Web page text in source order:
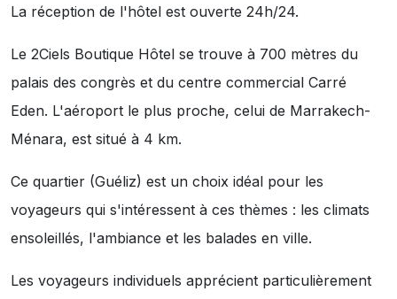
La réception de l'hôtel est ouverte 24h/24.
Le 2Ciels Boutique Hôtel se trouve à 700 mètres du
palais des congrès et du centre commercial Carré
Eden. L'aéroport le plus proche, celui de Marrakech-
Ménara, est situé à 4 km.
Ce quartier (Guéliz) est un choix idéal pour les
voyageurs qui s'intéressent à ces thèmes : les climats
ensoleillés, l'ambiance et les balades en ville.
Les voyageurs individuels apprécient particulièrement